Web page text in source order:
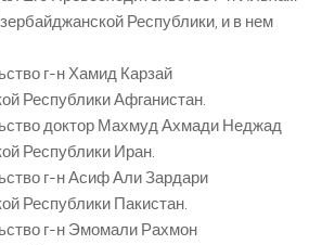
Республики, и в нем
г-н Хамид Карзай
Республики Афганистан.
доктор Махмуд Ахмади Неджад
Республики Иран.
г-н Асиф Али Зардари
Республики Пакистан.
г-н Эмомали Рахмон